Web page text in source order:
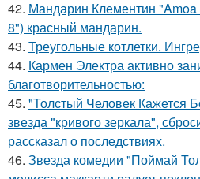
42. Мандарин Клементин
8") красный мандарин.
43. Треугольные котлетки.
44. Кармен Электра активно
благотворительностью:
45. "Толстый Человек Кажется
звезда "кривого зеркала",
рассказал о последствиях.
46. Звезда комедии "Поймай